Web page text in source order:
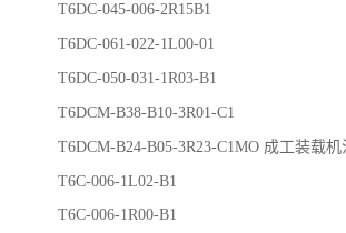
T6DC-045-006-2R15B1
T6DC-061-022-1L00-01
T6DC-050-031-1R03-B1
T6DCM-B38-B10-3R01-C1
T6DCM-B24-B05-3R23-C1MO 成工装载机
T6C-006-1L02-B1
T6C-006-1R00-B1